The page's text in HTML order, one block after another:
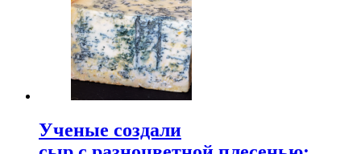
Ученые создали